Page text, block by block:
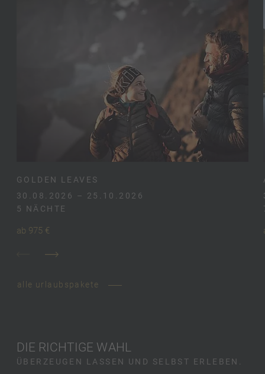
GOLDEN LEAVES
30.08.2026 – 25.10.2026
5 NÄCHTE
ab 975 €
alle urlaubspakete
DIE RICHTIGE WAHL
ÜBERZEUGEN LASSEN UND SELBST ERLEBEN.